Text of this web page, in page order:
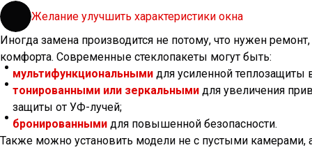
Желание улучшить характеристики окна
Иногда замена производится не потому, что нужен
комфорта. Современные стеклопакеты могут быть:
мультифункциональными для усиленной теплозащиты
тонированными или зеркальными для увеличения
защиты от УФ-лучей;
бронированными для повышенной безопасности.
Также можно установить модели не с пустыми камерами,